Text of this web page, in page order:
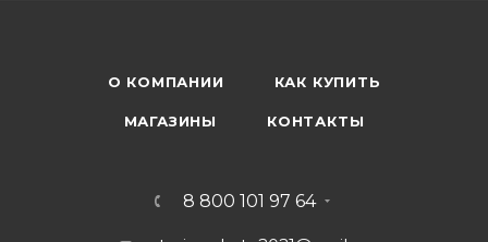
О КОМПАНИИ КАК КУПИТЬ
МАГАЗИНЫ КОНТАКТЫ
8 800 101 97 64